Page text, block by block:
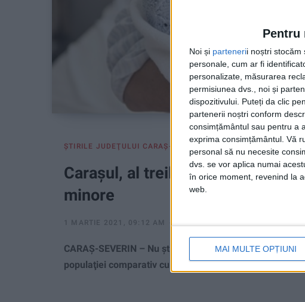
Pentru
Noi și partenerii noștri stocăm
personale, cum ar fi
personalizate, măsurarea
permisiunea dvs., noi și
dispozitivului. Puteți da clic
partenerii noștri conform
consimțământul sau pentru a
exprima consimțământul. Vă
personal să nu necesite
dvs. se vor aplica numai
în orice moment, revenind la
web.
MAI MULTE OPȚIUNI
ŞTIRILE JUDEŢULUI CARAŞ-SEVERIN
Caraşul, al treilea judeţ cu cele
minore
1 MARTIE 2021, 09:12 AM
CARAŞ-SEVERIN – Nu ştim dacă să ne bucurăm sau
populaţiei comparativ cu alte judeţe, însă chiar şi aşa,